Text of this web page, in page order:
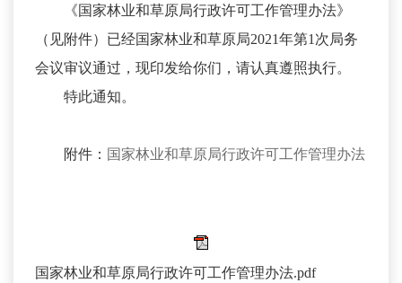
《国家林业和草原局行政许可工作管理办法》
（见附件）已经国家林业和草原局2021年第1次局务
会议审议通过，现印发给你们，请认真遵照执行。
特此通知。
附件： 国家林业和草原局行政许可工作管理办法
国家林业和草原局行政许可工作管理办法.pdf